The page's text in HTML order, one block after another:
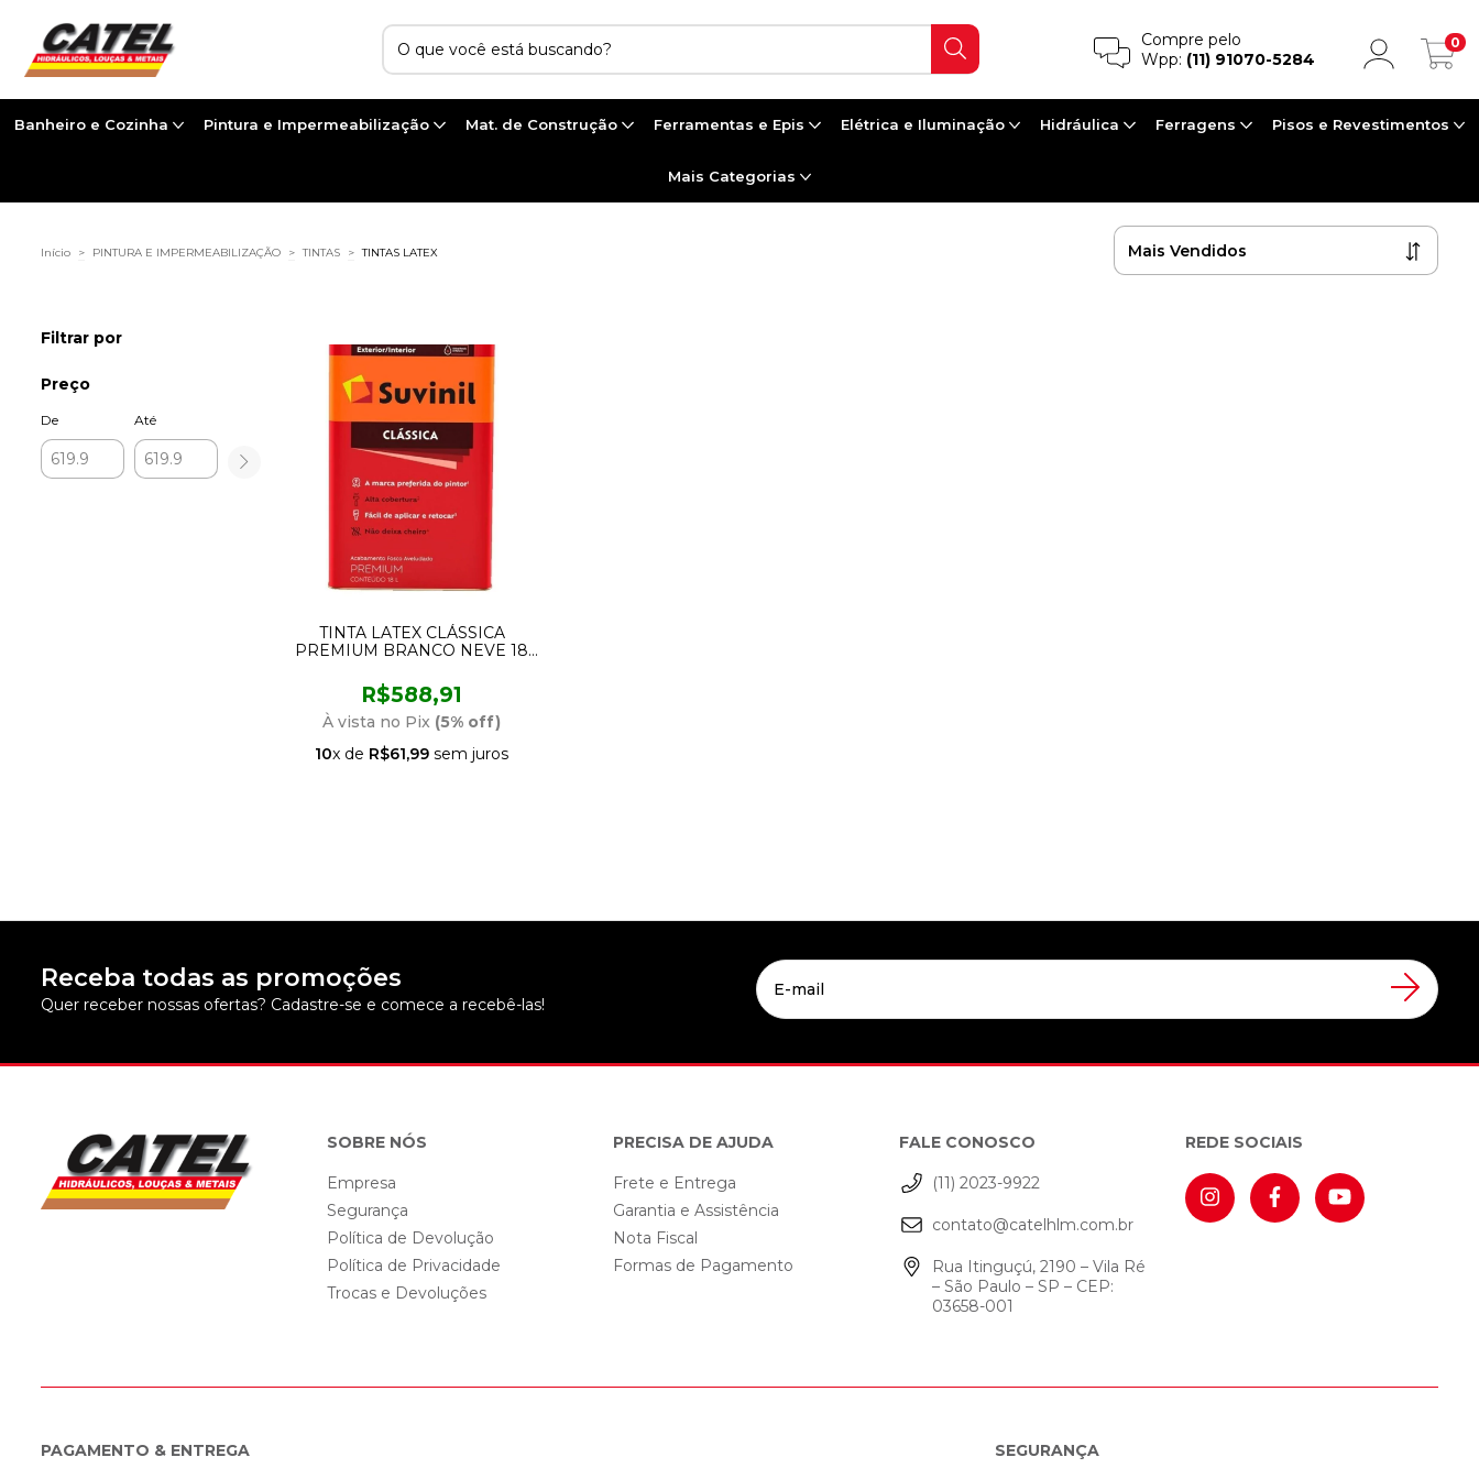
Compre pelo
Wpp: (11) 91070-5284
0
Banheiro e Cozinha Pintura e Impermeabilização Mat. de Construção Ferramentas e Epis Elétrica e Iluminação Hidráulica Ferragens Pisos e Revestimentos
Mais Categorias
Início > PINTURA E IMPERMEABILIZAÇÃO > TINTAS > TINTAS LATEX
Filtrar por
Preço
De Até
TINTA LATEX CLÁSSICA
PREMIUM BRANCO NEVE 18
R$588,91
À vista no Pix (5% off)
10x de R$61,99 sem juros
Receba todas as promoções
Quer receber nossas ofertas? Cadastre-se e comece a recebê-las!
SOBRE NÓS
Empresa
Segurança
Política de Devolução
Política de Privacidade
Trocas e Devoluções
PRECISA DE AJUDA
Frete e Entrega
Garantia e Assistência
Nota Fiscal
Formas de Pagamento
FALE CONOSCO
(11) 2023-9922
contato@catelhlm.com.br
Rua Itinguçú, 2190 – Vila Ré
– São Paulo – SP – CEP:
03658-001
REDE SOCIAIS
PAGAMENTO & ENTREGA SEGURANÇA